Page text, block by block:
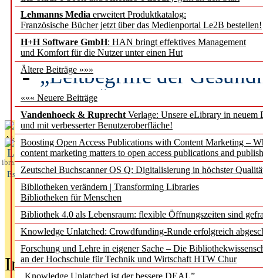
Lehmanns Media erweitert Produktkatalog:
Französische Bücher jetzt über das Medienportal Le2B bestellen!
H+H Software GmbH: HAN bringt effektives Management
und Komfort für die Nutzer unter einen Hut
Ältere Beiträge »»»
««« Neuere Beiträge
Vandenhoeck & Ruprecht Verlage: Unsere eLibrary in neuem
und mit verbesserter Benutzeroberfläche!
Boosting Open Access Publications with Content Marketing –
content marketing matters to open access publications and
Zeutschel Buchscanner OS Q: Digitalisierung in höchster
Bibliotheken verändern | Transforming Libraries
Bibliotheken für Menschen
Bibliothek 4.0 als Lebensraum: flexible Öffnungszeiten sind
Knowledge Unlatched: Crowdfunding-Runde erfolgreich
Forschung und Lehre in eigener Sache – Die
an der Hochschule für Technik und Wirtschaft HTW Chur
„Knowledge Unlatched ist der bessere DEAL”
Künstliche Intelligenz
besser zu verstehen
„Leitbegriffe der
des BIÖG erscheinen
Aktuelles aus
L
ibrary
Essentials
In der Ausgabe06/2026(August